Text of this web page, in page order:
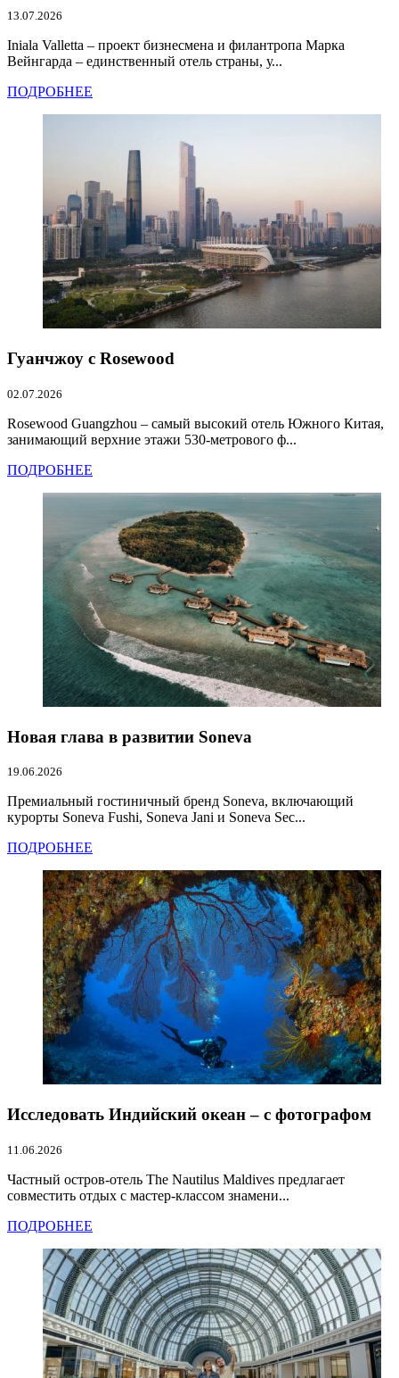
13.07.2026
Iniala Valletta – проект бизнесмена и филантропа Марка
Вейнгарда – единственный отель страны, у...
ПОДРОБНЕЕ
Гуанчжоу с Rosewood
02.07.2026
Rosewood Guangzhou – самый высокий отель Южного Китая,
занимающий верхние этажи 530-метрового ф...
ПОДРОБНЕЕ
Новая глава в развитии Soneva
19.06.2026
Премиальный гостиничный бренд Soneva, включающий
курорты Soneva Fushi, Soneva Jani и Soneva Sec...
ПОДРОБНЕЕ
Исследовать Индийский океан – с фотографом
11.06.2026
Частный остров-отель The Nautilus Maldives предлагает
совместить отдых с мастер-классом знамени...
ПОДРОБНЕЕ